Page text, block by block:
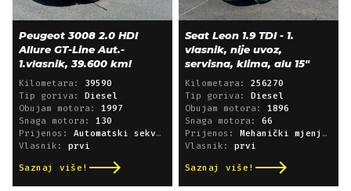
Peugeot 3008 2.0 HDI
Allure GT-Line Aut.-
1.vlasnik, 39.600 km!
Kilometara: 39590
Tip goriva:
Diesel
Obujam motora: 1997
Snaga motora: 130
Prijenos: Automatski sekvencijski
Vlasnik: prvi
Saznaj više!
Seat Leon 1.9 TDI - 1.
vlasnik, nije uvoz,
servisna, klima, alu 15"
Kilometara: 256270
Tip goriva:
Diesel
Obujam motora: 1896
Snaga motora: 66
Prijenos:
Mehanički mjenjač
Vlasnik: prvi
Saznaj više!